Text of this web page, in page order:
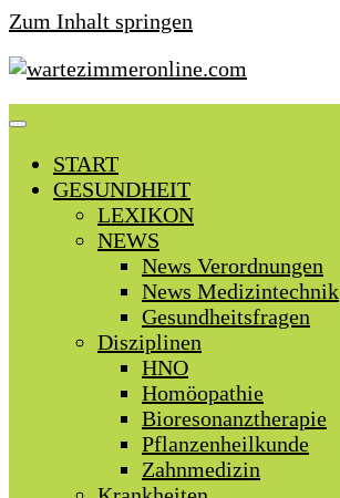
Zum Inhalt springen
START
GESUNDHEIT
LEXIKON
NEWS
News Verordnungen
News Medizintechnik
Gesundheitsfragen
Disziplinen
HNO
Homöopathie
Bioresonanztherapie
Pflanzenheilkunde
Zahnmedizin